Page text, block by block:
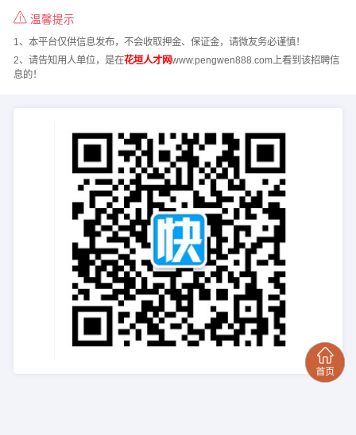
温馨提示
1、本平台仅供信息发布，不会收取押金、保证金，请微友务必谨慎！
2、请告知用人单位，是在花垣人才网www.pengwen888.com上看到该招聘信
息的！